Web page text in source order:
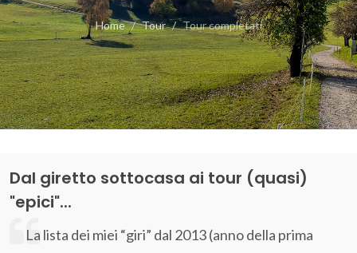
Home Tour Tour completati
Dal giretto sottocasa ai tour (quasi)
"epici"...
La lista dei miei “giri” dal 2013 (anno della prima